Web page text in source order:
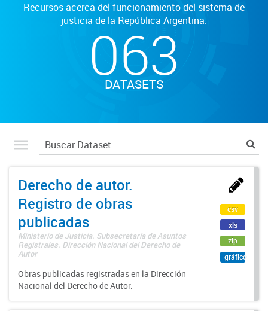
Recursos acerca del funcionamiento del sistema de
justicia de la República Argentina.
063
DATASETS
Derecho de autor.
Registro de obras
publicadas
Ministerio de Justicia. Subsecretaría de Asuntos
Registrales. Dirección Nacional del Derecho de
Autor
Obras publicadas registradas en la Dirección
Nacional del Derecho de Autor.
csv
xls
zip
gráfico